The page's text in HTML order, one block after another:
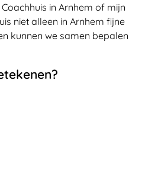
in Arnhem of mijn
niet alleen in Arnhem fijne
kunnen we samen bepalen